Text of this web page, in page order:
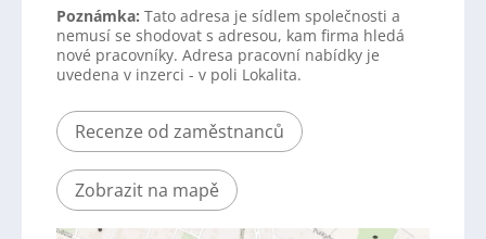
Poznámka: Tato adresa je sídlem společnosti a
nemusí se shodovat s adresou, kam firma hledá
nové pracovníky. Adresa pracovní nabídky je
uvedena v inzerci - v poli Lokalita.
Recenze od zaměstnanců
Zobrazit na mapě